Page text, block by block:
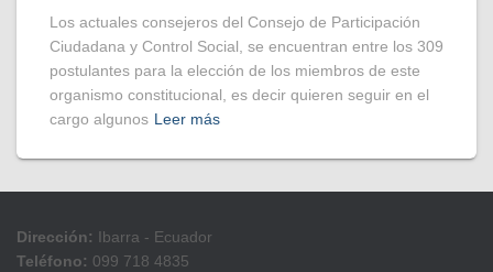
Los actuales consejeros del Consejo de Participación
Ciudadana y Control Social, se encuentran entre los 309
postulantes para la elección de los miembros de este
organismo constitucional, es decir quieren seguir en el
cargo algunos Leer más
Dirección: Ibarra - Ecuador
Teléfono: 099 718 4835